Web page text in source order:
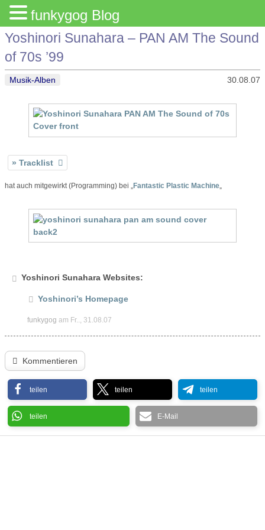
Yoshinori Sunahara – PAN AM The Sound
of 70s ’99
Musik-Alben 30.08.07
Tracklist
hat auch mitgewirkt (Programming) bei „ Fantastic Plastic Machine
Yoshinori Sunahara Websites:
Yoshinori’s Homepage
funkygog am Fr.., 31.08.07
Kommentieren
teilen teilen teilen
teilen E-Mail
funkygog Blog